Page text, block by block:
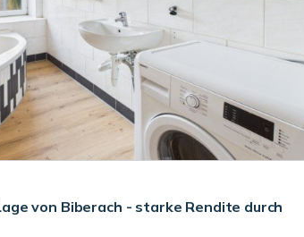
von Biberach - starke Rendite durch